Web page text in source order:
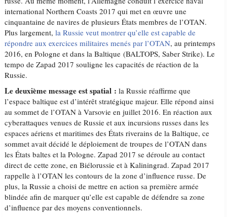
international Northern Coasts 2017 qui met en œuvre une
cinquantaine de navires de plusieurs États membres de l’OTAN.
Plus largement,la Russie veut montrer qu’elle est capable de
répondre aux exercices militaires menés par l’OTAN, au printemps
2016, en Pologne et dans la Baltique (BALTOPS, Saber Strike). Le
tempo de Zapad 2017 souligne les capacités de réaction de la
Russie.
Le deuxième message est spatial : la Russie réaffirme que
l’espace baltique est d’intérêt stratégique majeur. Elle répond ainsi
au sommet de l’OTAN à Varsovie en juillet 2016. En réaction aux
cyberattaques venues de Russie et aux incursions russes dans les
espaces aériens et maritimes des États riverains de la Baltique, ce
sommet avait décidé le déploiement de troupes de l’OTAN dans
les États baltes et la Pologne. Zapad 2017 se déroule au contact
direct de cette zone, en Biélorussie et à Kaliningrad. Zapad 2017
rappelle à l’OTAN les contours de la zone d’influence russe. De
plus, la Russie a choisi de mettre en action sa première armée
blindée afin de marquer qu’elle est capable de défendre sa zone
d’influence par des moyens conventionnels.